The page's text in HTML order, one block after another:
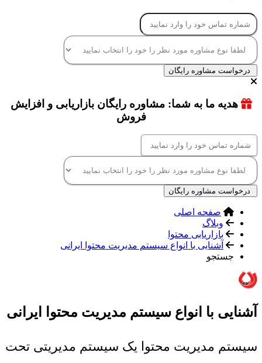
درخواست مشاوره رایگان
هدیه ما به شما: مشاوره رایگان بازاریابی و افزایش
فروش
درخواست مشاوره رایگان
صفحه اصلی
وبلاگ
بازاریابی محتوا
آشنایی با انواع سیستم مدیریت محتوا ایرانی
جستجو
آشنایی با انواع سیستم مدیریت محتوا ایرانی
سیستم مدیریت محتوا یک سیستم مدیریتی تحت